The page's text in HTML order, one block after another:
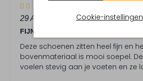
Cookie-instellingen
2
S
t
e
r
r
e
29 AUGUSTUS 2025DOOR
FIJNE SCHOENEN
Deze schoenen zitten heel fijn en
bovenmateriaal is mooi soepel.
voelen stevig aan je voeten en ze